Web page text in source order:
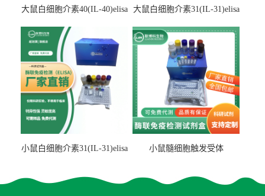
大鼠白细胞介素40(IL-40)elisa
大鼠白细胞介素31(IL-31)elisa
小鼠白细胞介素31(IL-31)elisa
小鼠髓细胞触发受体